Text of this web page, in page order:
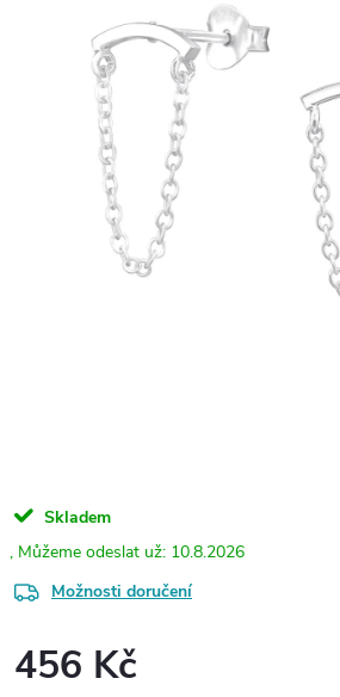
Skladem
10.8.2026
Možnosti doručení
456 Kč